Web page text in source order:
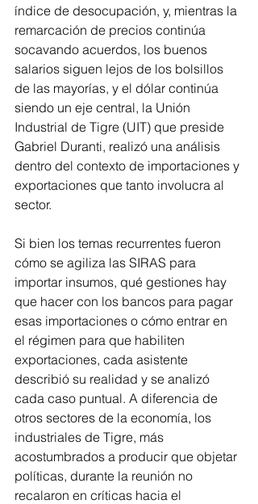
índice de desocupación, y, mientras la
remarcación de precios continúa
socavando acuerdos, los buenos
salarios siguen lejos de los bolsillos
de las mayorías, y el dólar continúa
siendo un eje central, la Unión
Industrial de Tigre (UIT) que preside
Gabriel Duranti, realizó una análisis
dentro del contexto de importaciones y
exportaciones que tanto involucra al
sector.
Si bien los temas recurrentes fueron
cómo se agiliza las SIRAS para
importar insumos, qué gestiones hay
que hacer con los bancos para pagar
esas importaciones o cómo entrar en
el régimen para que habiliten
exportaciones, cada asistente
describió su realidad y se analizó
cada caso puntual. A diferencia de
otros sectores de la economía, los
industriales de Tigre, más
acostumbrados a producir que objetar
políticas, durante la reunión no
recalaron en críticas hacia el